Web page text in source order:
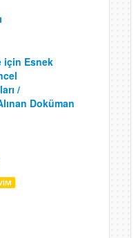
için Esnek
/
Doküman